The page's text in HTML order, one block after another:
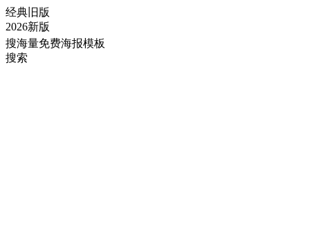
经典旧版
2026新版
搜海量免费海报模板
搜索